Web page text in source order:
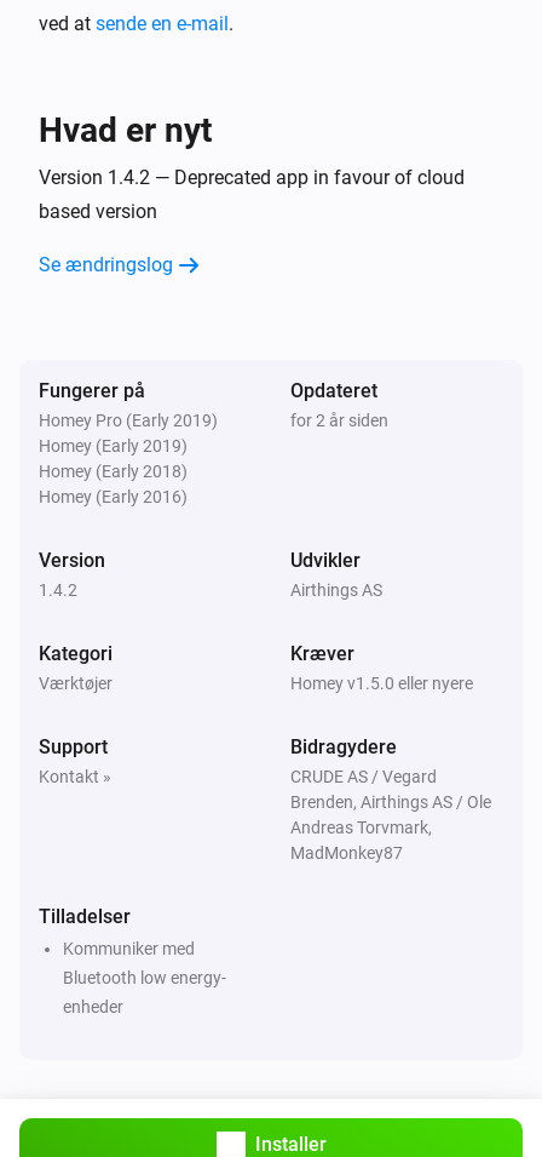
ved at sende en e-mail.
Hvad er nyt
Version 1.4.2 — Deprecated app in favour of cloud
based version
Se ændringslog
Fungerer på
Homey Pro (Early 2019)
Homey (Early 2019)
Homey (Early 2018)
Homey (Early 2016)
Opdateret
for 2 år siden
Version
1.4.2
Udvikler
Airthings AS
Kategori
Værktøjer
Kræver
Homey v1.5.0 eller nyere
Support
Kontakt »
Bidragydere
CRUDE AS / Vegard
Brenden, Airthings AS / Ole
Andreas Torvmark,
MadMonkey87
Tilladelser
Kommuniker med
Bluetooth low energy-
enheder
Installer